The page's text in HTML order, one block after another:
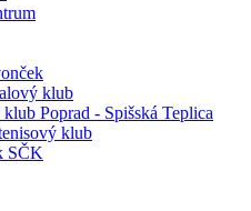
klub
Poprad - Spišská Teplica
klub
SČK